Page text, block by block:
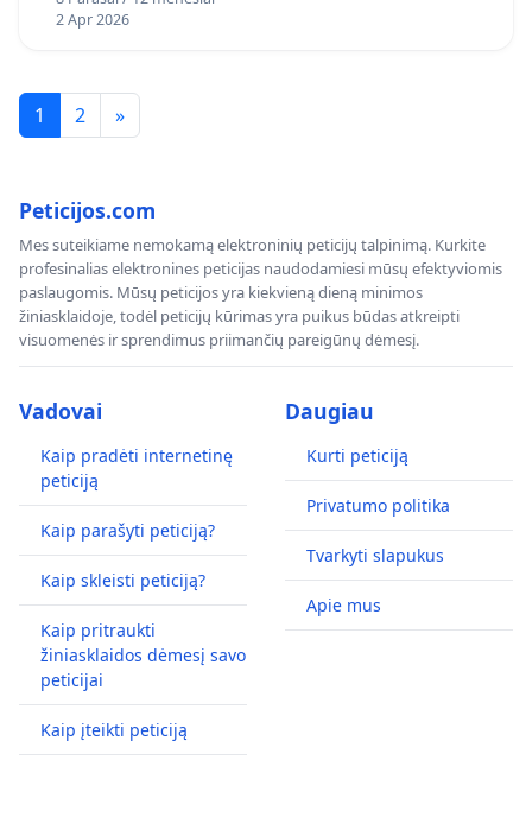
2 Apr 2026
1 2 »
Peticijos.com
Mes suteikiame nemokamą elektroninių peticijų talpinimą. Kurkite
profesinalias elektronines peticijas naudodamiesi mūsų efektyviomis
paslaugomis. Mūsų peticijos yra kiekvieną dieną minimos
žiniasklaidoje, todėl peticijų kūrimas yra puikus būdas atkreipti
visuomenės ir sprendimus priimančių pareigūnų dėmesį.
Vadovai
Kaip pradėti internetinę
peticiją
Kaip parašyti peticiją?
Kaip skleisti peticiją?
Kaip pritraukti
žiniasklaidos dėmesį savo
peticijai
Kaip įteikti peticiją
Daugiau
Kurti peticiją
Privatumo politika
Tvarkyti slapukus
Apie mus